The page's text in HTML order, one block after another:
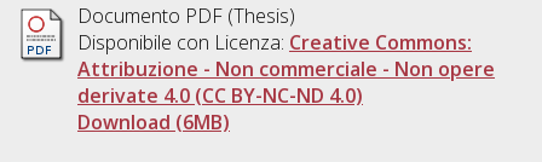
Documento PDF (Thesis)
Disponibile con Licenza: Creative Commons:
Attribuzione - Non commerciale - Non opere
derivate 4.0 (CC BY-NC-ND 4.0)
Download (6MB)